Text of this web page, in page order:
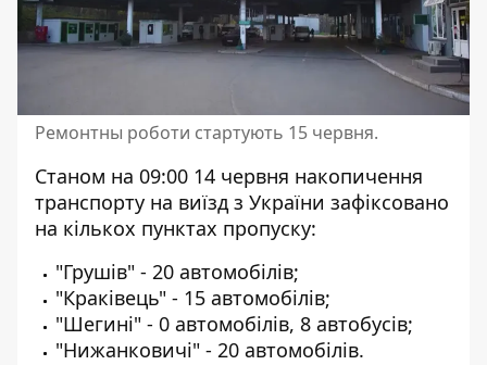
Ремонтны роботи стартують 15 червня.
Станом на 09:00 14 червня накопичення
транспорту на виїзд з України зафіксовано
на кількох пунктах пропуску:
"Грушів" - 20 автомобілів;
"Краківець" - 15 автомобілів;
"Шегині" - 0 автомобілів, 8 автобусів;
"Нижанковичі" - 20 автомобілів.